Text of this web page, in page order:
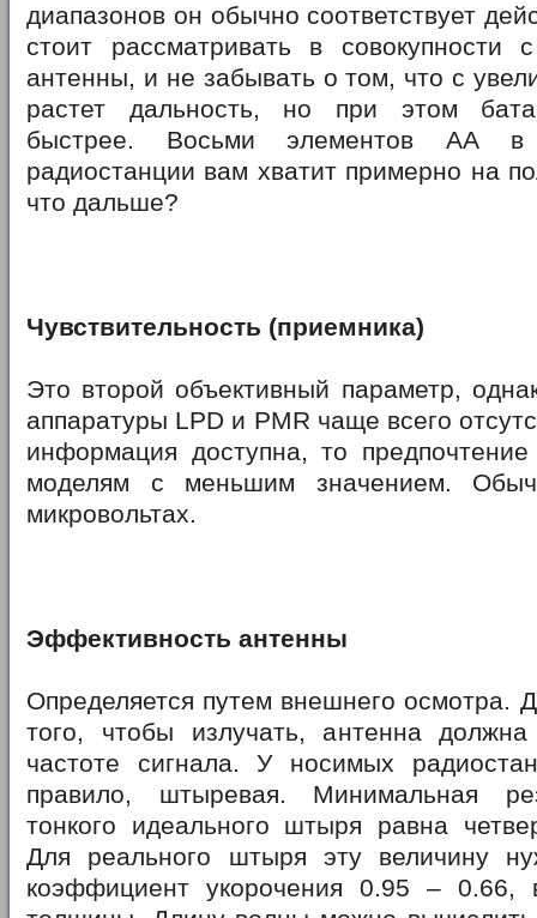
диапазонов он обычно соответствует
стоит рассматривать в совокупности
антенны, и не забывать о том, что с
растет дальность, но при этом
быстрее. Восьми элементов АА в
радиостанции вам хватит примерно на
что дальше?
Чувствительность (приемника)
Это второй объективный параметр,
аппаратуры LPD и PMR чаще всего
информация доступна, то предпочтение
моделям с меньшим значением.
микровольтах.
Эффективность антенны
Определяется путем внешнего осмотра.
того, чтобы излучать, антенна
частоте сигнала. У носимых
правило, штыревая. Минимальная
тонкого идеального штыря равна
Для реального штыря эту величину
коэффициент укорочения 0.95 – 0.66,